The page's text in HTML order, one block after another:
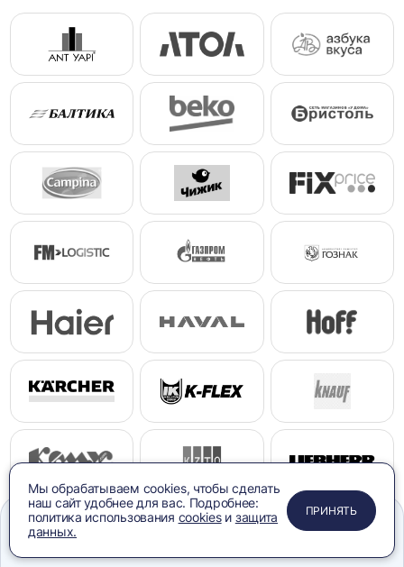
ПРИМЕНИТЬ
ЗАКРЫТЬ
ЗАКРЫТЬ
ЗАКРЫТЬ
Мы обрабатываем cookies, чтобы сделать
наш сайт удобнее для вас. Подробнее:
политика использования cookiesи защита
данных.
ПРИНЯТЬ